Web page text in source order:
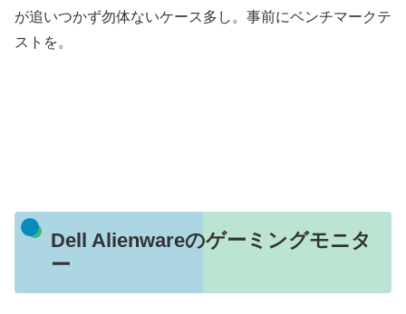
が追いつかず勿体ないケース多し。事前にベンチマークテ
ストを。
Dell Alienwareのゲーミングモニタ
ー